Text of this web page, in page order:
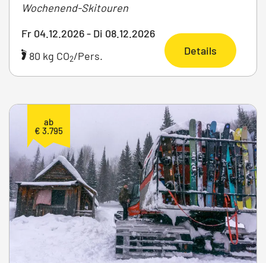
Wochenend-Skitouren
Fr 04.12.2026 - Di 08.12.2026
80 kg CO2/Pers. Details
ab
€ 3.795